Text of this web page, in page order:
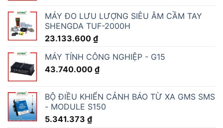
MÁY ĐO LƯU LƯỢNG SIÊU ÂM CẦM TAY
SHENGDA TUF-2000H
23.133.600 ₫
MÁY TÍNH CÔNG NGHIỆP - G15
43.740.000 ₫
BỘ ĐIỀU KHIỂN CẢNH BÁO TỪ XA GMS SMS
- MODULE S150
5.341.373 ₫